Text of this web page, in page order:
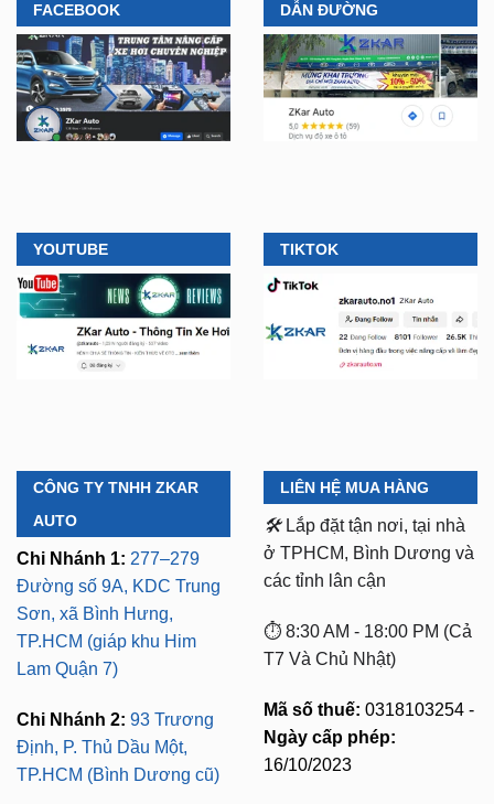
FACEBOOK DẪN ĐƯỜNG
YOUTUBE TIKTOK
CÔNG TY TNHH ZKAR
AUTO
Chi Nhánh 1: 277–279
Đường số 9A, KDC Trung
Sơn, xã Bình Hưng,
TP.HCM (giáp khu Him
Lam Quận 7)
Chi Nhánh 2: 93 Trương
Định, P. Thủ Dầu Một,
TP.HCM (Bình Dương cũ)
LIÊN HỆ MUA HÀNG
🛠️ Lắp đặt tận nơi, tại nhà
ở TPHCM, Bình Dương và
các tỉnh lân cận
⏱️ 8:30 AM - 18:00 PM (Cả
T7 Và Chủ Nhật)
Mã số thuế: 0318103254 -
Ngày cấp phép:
16/10/2023